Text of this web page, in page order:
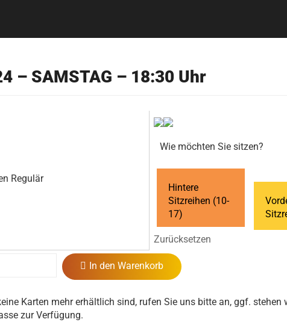
– SAMSTAG – 18:30 Uhr
Regulär
Wie möchten Sie sitzen?
Hintere
Sitzreihen (10-
17)
Zurücksetzen
In den Warenkorb
Karten mehr erhältlich sind, rufen Sie uns bitte an, ggf. stehen
zur Verfügung.